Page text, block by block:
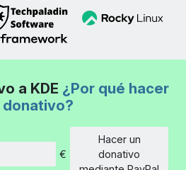
a KDE ¿Por qué hacer
donativo?
Cantidad
€
Hacer un
donativo